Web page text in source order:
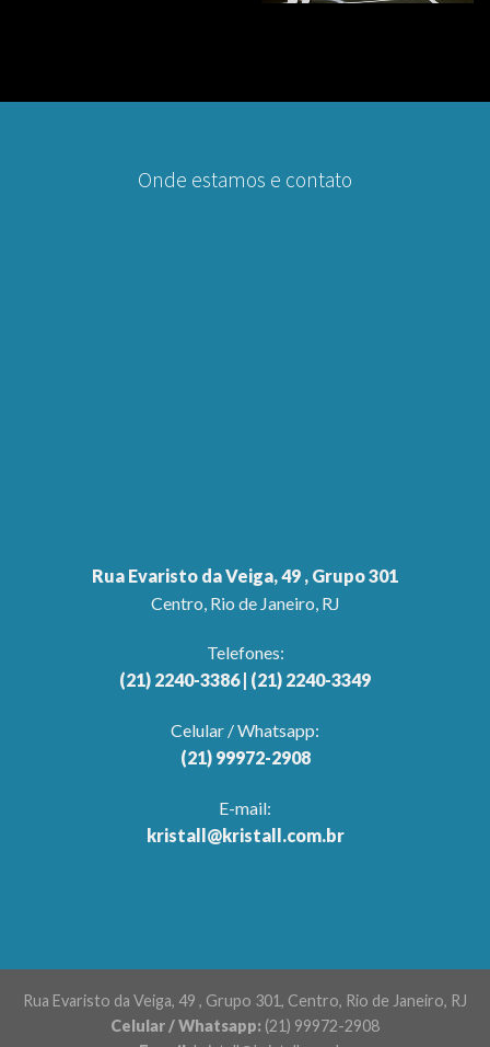
Onde estamos e contato
Rua Evaristo da Veiga, 49 , Grupo 301
Centro, Rio de Janeiro, RJ
Telefones:
(21) 2240-3386 | (21) 2240-3349
Celular / Whatsapp:
(21) 99972-2908
E-mail:
kristall@kristall.com.br
Rua Evaristo da Veiga, 49 , Grupo 301, Centro, Rio de Janeiro, RJ
Celular / Whatsapp: (21) 99972-2908